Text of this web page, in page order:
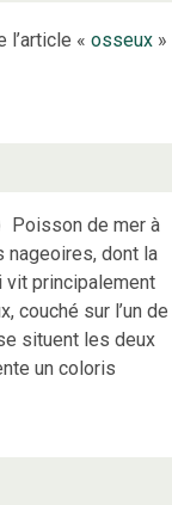
l’article «osseux »
Poisson de mer à
nageoires, dont la
vit principalement
couché sur l’un de
situent les deux
un coloris